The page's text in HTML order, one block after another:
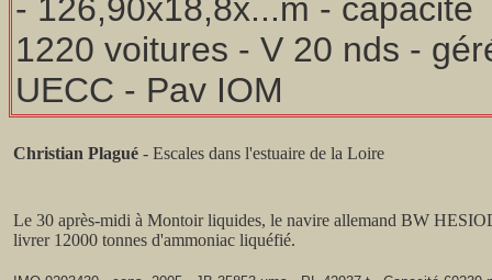
- 126,90x18,8x...m - capacité
1220 voitures - V 20 nds -
UECC - Pav IOM
Christian Plagué - Escales dans l'estuaire de la Loire
Le 30 après-midi à Montoir liquides, le navire allemand BW
livrer 12000 tonnes d'ammoniac liquéfié.